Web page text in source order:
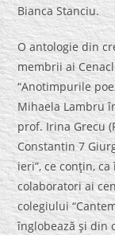
Bianca Stanciu.
O antologie din
membrii ai
“Anotimpurile
Mihaela Lambru
prof. Irina Grecu
Constantin 7
ieri”, ce conţin,
colaboratori ai
colegiului
înglobează şi din